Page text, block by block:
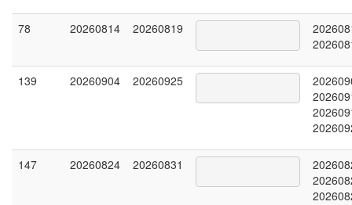
78 20260814 20260819
139 20260904 20260925
147 20260824 20260831